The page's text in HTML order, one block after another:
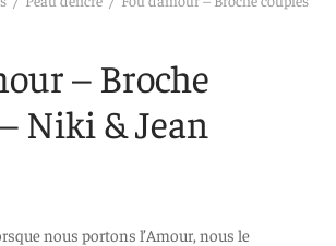
– Broche
Niki & Jean
nous portons l’Amour, nous le